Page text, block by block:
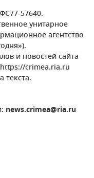
57640.
унитарное
агентство
и новостей сайта
crimea.ria.ru
текста.
news.crimea@ria.ru